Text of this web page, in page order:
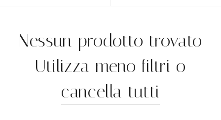
Nessun prodotto trovato
Utilizza meno filtri o
cancella tutti